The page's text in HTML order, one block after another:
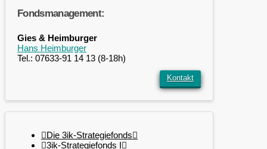
Fondsmanagement:
Gies & Heimburger
Hans Heimburger
Tel.: 07633-91 14 13 (8-18h)
Kontakt
Die 3ik-Strategiefonds
3ik-Strategiefonds I